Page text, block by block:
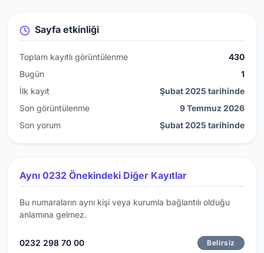
Sayfa etkinliği
Toplam kayıtlı görüntülenme
430
Bugün
1
İlk kayıt
Şubat 2025 tarihinde
Son görüntülenme
9 Temmuz 2026
Son yorum
Şubat 2025 tarihinde
Aynı 0232 Önekindeki Diğer Kayıtlar
Bu numaraların aynı kişi veya kurumla bağlantılı olduğu
anlamına gelmez.
0232 298 70 00 Belirsiz